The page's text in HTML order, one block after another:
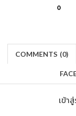
0
COMMENTS (0)
เข้า